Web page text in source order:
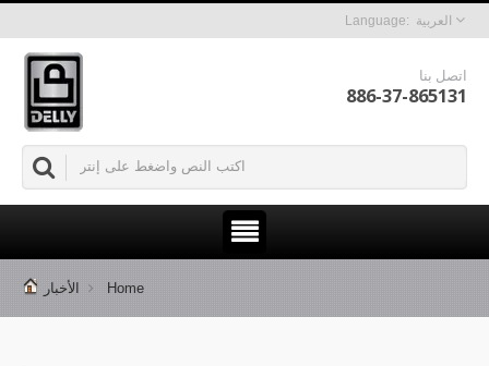
العربية
اتصل بنا
886-37-865131
Home الأخبار